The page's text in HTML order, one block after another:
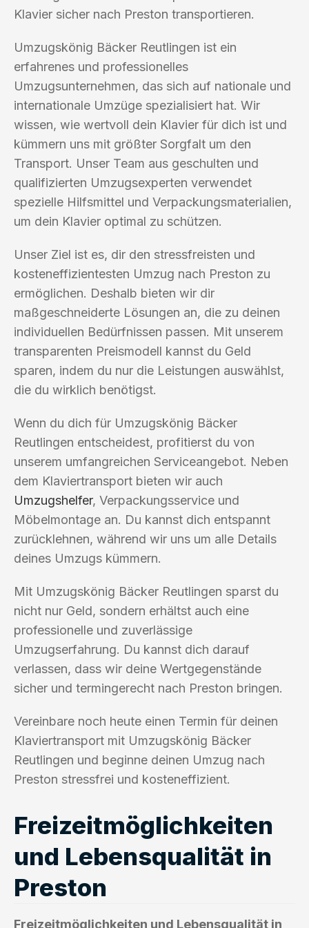
Klavier sicher nach Preston transportieren.
Umzugskönig Bäcker Reutlingen ist ein
erfahrenes und professionelles
Umzugsunternehmen, das sich auf nationale und
internationale Umzüge spezialisiert hat. Wir
wissen, wie wertvoll dein Klavier für dich ist und
kümmern uns mit größter Sorgfalt um den
Transport. Unser Team aus geschulten und
qualifizierten Umzugsexperten verwendet
spezielle Hilfsmittel und Verpackungsmaterialien,
um dein Klavier optimal zu schützen.
Unser Ziel ist es, dir den stressfreisten und
kosteneffizientesten Umzug nach Preston zu
ermöglichen. Deshalb bieten wir dir
maßgeschneiderte Lösungen an, die zu deinen
individuellen Bedürfnissen passen. Mit unserem
transparenten Preismodell kannst du Geld
sparen, indem du nur die Leistungen auswählst,
die du wirklich benötigst.
Wenn du dich für Umzugskönig Bäcker
Reutlingen entscheidest, profitierst du von
unserem umfangreichen Serviceangebot. Neben
dem Klaviertransport bieten wir auch
Umzugshelfer, Verpackungsservice und
Möbelmontage an. Du kannst dich entspannt
zurücklehnen, während wir uns um alle Details
deines Umzugs kümmern.
Mit Umzugskönig Bäcker Reutlingen sparst du
nicht nur Geld, sondern erhältst auch eine
professionelle und zuverlässige
Umzugserfahrung. Du kannst dich darauf
verlassen, dass wir deine Wertgegenstände
sicher und termingerecht nach Preston bringen.
Vereinbare noch heute einen Termin für deinen
Klaviertransport mit Umzugskönig Bäcker
Reutlingen und beginne deinen Umzug nach
Preston stressfrei und kosteneffizient.
Freizeitmöglichkeiten
und Lebensqualität in
Preston
Freizeitmöglichkeiten und Lebensqualität in